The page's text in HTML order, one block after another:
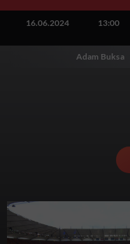
16.06.2024 13:00
Adam Buksa